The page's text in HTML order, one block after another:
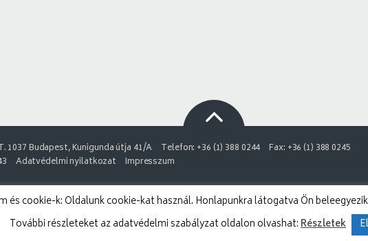
1037 Budapest, Kunigunda útja 41/A Telefon: +36 (1) 388 0244
Fax: +36 (1) 388 0245
Adatvédelmi nyilatkozat Impresszum
és cookie-k: Oldalunk cookie-kat használ. Honlapunkra látogatva Ön
További részleteket az adatvédelmi szabályzat oldalon olvashat:Részletek